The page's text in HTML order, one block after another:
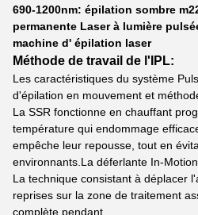
690-1200nm: épilation sombre
permanente Laser à lumière
machine d' épilation laser
Méthode de travail de l'IPL:
Les caractéristiques du système
d'épilation en mouvement et
La SSR fonctionne en chauffant
température qui endommage
empêche leur repousse, tout en
environnants.La déferlante In-Motion
La technique consistant à déplacer
reprises sur la zone de traitement
complète pendant